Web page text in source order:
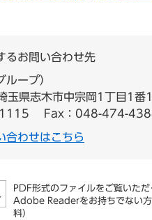
るお問い合わせ先
ループ
玉県志木市中宗岡1丁目1
Fax：048-474-
合わせはこちら
PDF形式のファイルをご覧いた
Adobe Readerをお持ちでない方
料）